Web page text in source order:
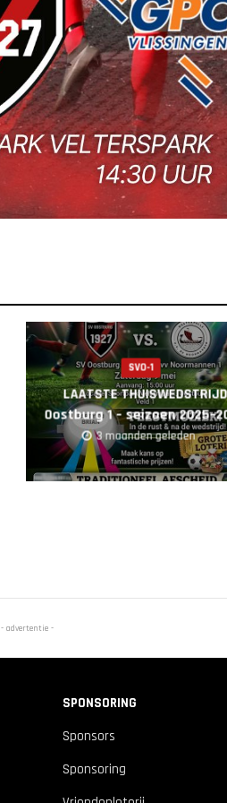
SVO-1
LAATSTE THUISWEDSTRIJD
Oostburg 1 – seizoen
3 maanden geleden
- advertentie -
SPONSORING
Sponsors
Sponsoring